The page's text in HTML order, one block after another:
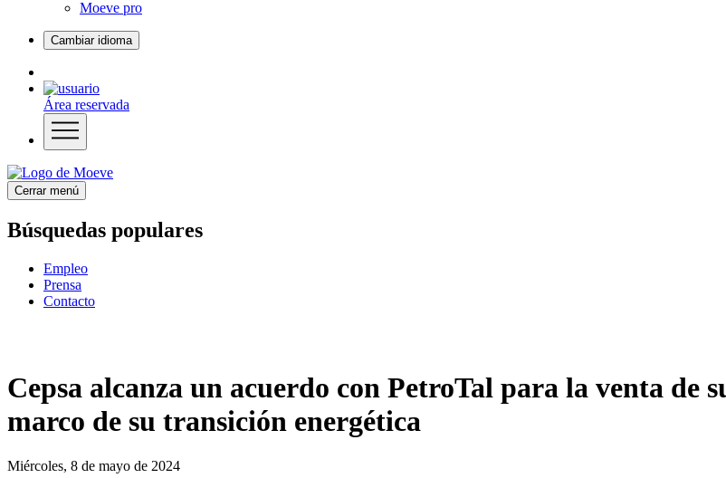
Moeve pro
Cambiar idioma
Área reservada
Cerrar menú
Búsquedas populares
Empleo
Prensa
Contacto
Cepsa alcanza un acuerdo con PetroTal para la venta de
marco de su transición energética
Miércoles, 8 de mayo de 2024